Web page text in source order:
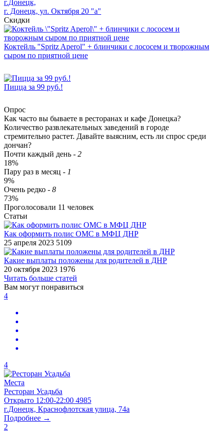
г.Донецк,
г. Донецк, ул. Октября 20 "а"
Скидки
Коктейль "Spritz Aperol" + блинчики с лососем и творожным
сыром по приятной цене
Пицца за 99 руб.!
Опрос
Как часто вы бываете в ресторанах и кафе Донецка?
Количество развлекательных заведений в городе
стремительно растет. Давайте выясним, есть ли спрос среди
дончан?
Почти каждый день - 2
18%
Пару раз в месяц - 1
9%
Очень редко - 8
73%
Проголосовали 11 человек
Статьи
Как оформить полис ОМС в МФЦ ДНР
25 апреля 2023 5109
​Какие выплаты положены для родителей в ДНР
20 октября 2023 1976
Читать больше статей
Вам могут понравиться
4
4
Места
Ресторан Усадьба
Открыто 12:00-22:00 4985
г.Донецк, Краснофлотская улица, 74а
Подробнее →
2